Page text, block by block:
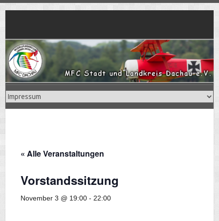
« Alle Veranstaltungen
Vorstandssitzung
November 3 @ 19:00- 22:00